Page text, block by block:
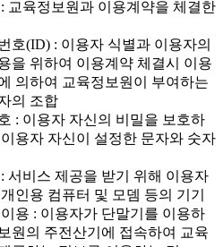
교육정보원과 이용계약을 체결한
호(ID) : 이용자 식별과 이용자의
을 위하여 이용계약 체결시 이용
의하여 교육정보원이 부여하는
의 조합
: 이용자 자신의 비밀을 보호하
용자 자신이 설정한 문자와 숫자
서비스 제공을 받기 위해 이용자
인용 컴퓨터 및 모뎀 등의 기기
용 : 이용자가 단말기를 이용하
원의 주전산기에 접속하여 교육